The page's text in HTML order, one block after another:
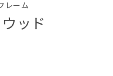
ッド
レーム